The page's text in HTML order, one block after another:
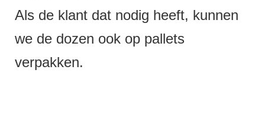
Als de klant dat nodig heeft, kunnen
we de dozen ook op pallets
verpakken.